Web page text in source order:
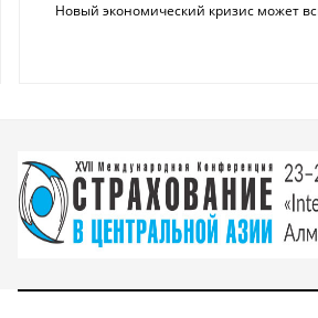
Новый экономический кризис может